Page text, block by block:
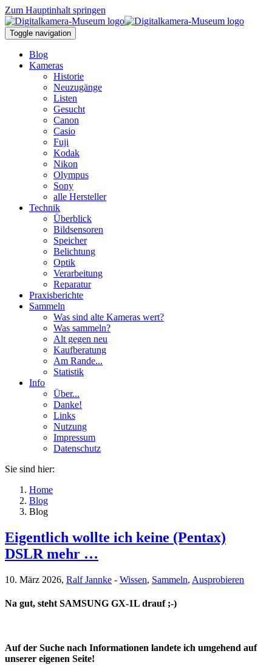
Zum Hauptinhalt springen
Toggle navigation
Blog
Kameras
Historie
Neuzugänge
Listen
Gesucht
Canon
Casio
Fuji
Kodak
Nikon
Olympus
Sony
alle Hersteller
Technik
Überblick
Bildsensoren
Speicher
Belichtung
Optik
Verarbeitung
Reparatur
Praxisberichte
Sammeln
Was sind alte Kameras wert?
Was sammeln?
Alt gegen neu
Kaufberatung
Am Rande...
Statistik
Info
Über...
Danke!
Links
Nutzung
Impressum
Datenschutz
Sie sind hier:
Home
Blog
Blog
Eigentlich wollte ich keine (Pentax)
DSLR mehr …
10. März 2026, Ralf Jannke - Wissen, Sammeln, Ausprobieren
Na gut, steht SAMSUNG GX-1L drauf ;-)
Auf der Suche nach Informationen landete ich umgehend auf
unserer eigenen Seite!